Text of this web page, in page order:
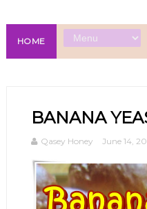
HOME
BANANA
Qasey Honey June 14,